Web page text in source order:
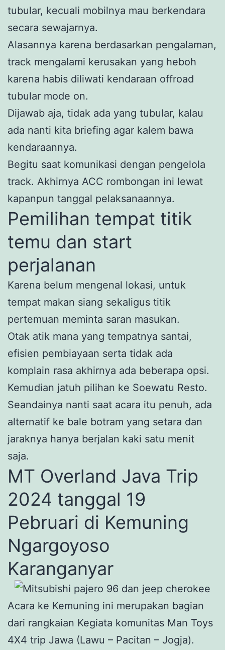
tubular, kecuali mobilnya mau berkendara
secara sewajarnya.
Alasannya karena berdasarkan pengalaman,
track mengalami kerusakan yang heboh
karena habis diliwati kendaraan offroad
tubular mode on.
Dijawab aja, tidak ada yang tubular, kalau
ada nanti kita briefing agar kalem bawa
kendaraannya.
Begitu saat komunikasi dengan pengelola
track. Akhirnya ACC rombongan ini lewat
kapanpun tanggal pelaksanaannya.
Pemilihan tempat titik
temu dan start
perjalanan
Karena belum mengenal lokasi, untuk
tempat makan siang sekaligus titik
pertemuan meminta saran masukan.
Otak atik mana yang tempatnya santai,
efisien pembiayaan serta tidak ada
komplain rasa akhirnya ada beberapa opsi.
Kemudian jatuh pilihan ke Soewatu Resto.
Seandainya nanti saat acara itu penuh, ada
alternatif ke bale botram yang setara dan
jaraknya hanya berjalan kaki satu menit
saja.
MT Overland Java Trip
2024 tanggal 19
Pebruari di Kemuning
Ngargoyoso
Karanganyar
Acara ke Kemuning ini merupakan bagian
dari rangkaian Kegiata komunitas Man Toys
4X4 trip Jawa (Lawu – Pacitan – Jogja).